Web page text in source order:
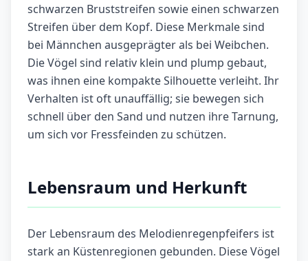
schwarzen Bruststreifen sowie einen schwarzen
Streifen über dem Kopf. Diese Merkmale sind
bei Männchen ausgeprägter als bei Weibchen.
Die Vögel sind relativ klein und plump gebaut,
was ihnen eine kompakte Silhouette verleiht. Ihr
Verhalten ist oft unauffällig; sie bewegen sich
schnell über den Sand und nutzen ihre Tarnung,
um sich vor Fressfeinden zu schützen.
Lebensraum und Herkunft
Der Lebensraum des Melodienregenpfeifers ist
stark an Küstenregionen gebunden. Diese Vögel